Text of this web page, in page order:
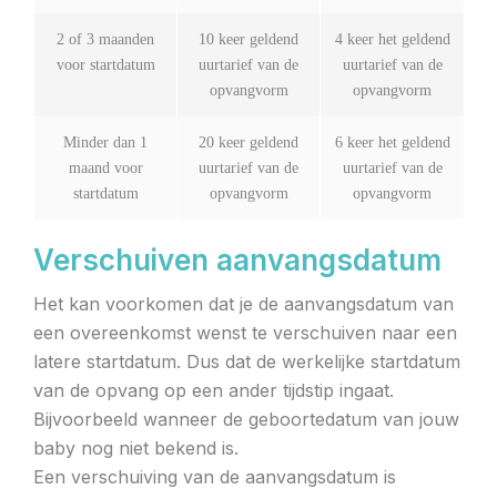
2 of 3 maanden
voor startdatum
10 keer geldend
uurtarief van de
opvangvorm
4 keer het geldend
uurtarief van de
opvangvorm
Minder dan 1
maand voor
startdatum
20 keer geldend
uurtarief van de
opvangvorm
6 keer het geldend
uurtarief van de
opvangvorm
Verschuiven aanvangsdatum
Het kan voorkomen dat je de aanvangsdatum van
een overeenkomst wenst te verschuiven naar een
latere startdatum. Dus dat de werkelijke startdatum
van de opvang op een ander tijdstip ingaat.
Bijvoorbeeld wanneer de geboortedatum van jouw
baby nog niet bekend is.
Een verschuiving van de aanvangsdatum is